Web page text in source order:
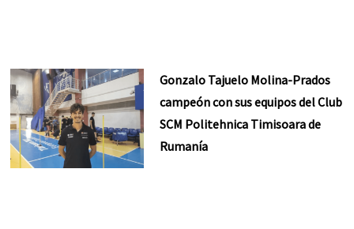
Gonzalo Tajuelo Molina-Prados
campeón con sus equipos del Club
SCM Politehnica Timisoara de
Rumanía